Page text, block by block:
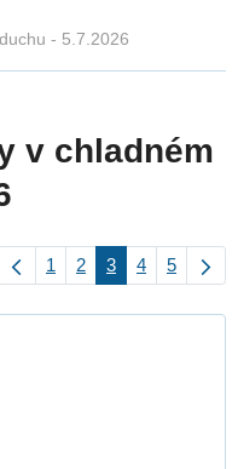
- 5.7.2026
v chladném
1 2 3 4 5